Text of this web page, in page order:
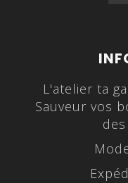
L'atelier ta
Sauveur vos